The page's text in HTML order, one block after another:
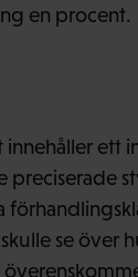
en procent.
innehåller ett
se över